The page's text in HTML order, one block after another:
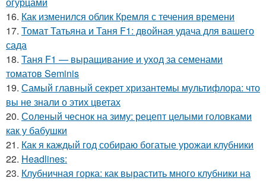
16. Как изменился облик Кремля с течения времени
17. Томат Татьяна и Таня F1: двойная удача для вашего
сада
18. Таня F1 — выращивание и уход за семенами
томатов Seminis
19. Самый главный секрет хризантемы мультифлора: что
вы не знали о этих цветах
20. Соленый чеснок на зиму: рецепт целыми головками
как у бабушки
21. Как я каждый год собираю богатые урожаи клубники
22. Headlines:
23. Клубничная горка: как вырастить много клубники на